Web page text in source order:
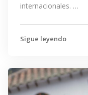
internacionales. …
Sigue leyendo